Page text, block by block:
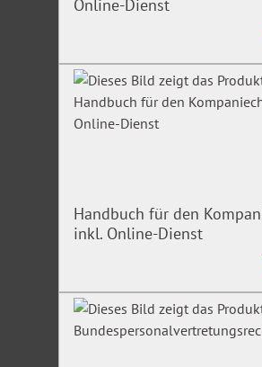
Online-Dienst
Handbuch für den
inkl. Online-Dienst